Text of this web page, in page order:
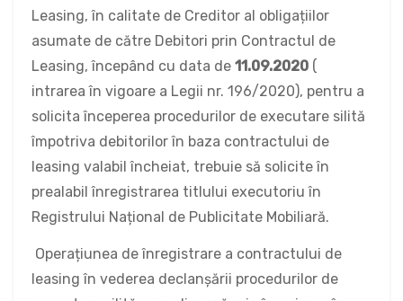
Leasing, în calitate de Creditor al obligațiilor
asumate de către Debitori prin Contractul de
Leasing, începând cu data de 11.09.2020 (
intrarea în vigoare a Legii nr. 196/2020), pentru a
solicita începerea procedurilor de executare silită
împotriva debitorilor în baza contractului de
leasing valabil încheiat, trebuie să solicite în
prealabil înregistrarea titlului executoriu în
Registrului Național de Publicitate Mobiliară.
Operațiunea de înregistrare a contractului de
leasing în vederea declanșării procedurilor de